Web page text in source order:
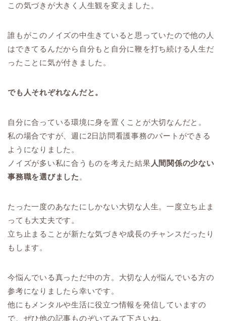
この気づきが大きく人生観を変えました。
誰もがこのノイズの中生きていると思っていたので他の人
はできてるんだから自分もと自分に鞭を打ち続ける人生だ
ったことに気が付きました。
でも人それぞれなんだと。
自分に合っている環境に身を置くことが大切なんだと。
私の場合ですが、週に2日訪問看護事務のパートができる
ようになりました。
ノイズが多い私に合うものを考えた結果 人間関係の少ない
事務職を選びました 。
たった一度のあなたにしかない大切な人生。一度立ち止ま
っても大丈夫です。
立ち止まることが新たな気づきや成長のチャンスだったり
もします。
今悩んでいる真っただ中の方。大切な人が悩んでいる方の
参考になりましたら幸いです。
他にもメンタルや生活に役立つ情報を発信していますの
で、ぜひ他の記事ものぞいてみて下さいね。